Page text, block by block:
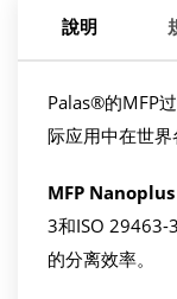
說明
Palas®的MFP
际应用中在世界
MFP Nanoplus
3和ISO 29463-
的分离效率。